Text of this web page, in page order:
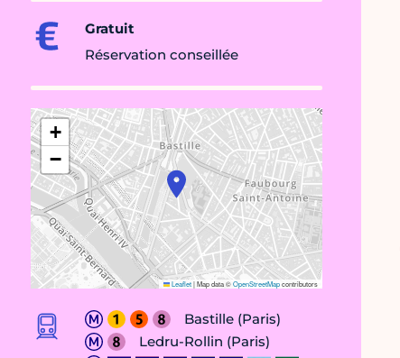
Gratuit
Réservation conseillée
+
−
Leaflet|Map data ©OpenStreetMapcontributors
Bastille (Paris)
Ledru-Rollin (Paris)